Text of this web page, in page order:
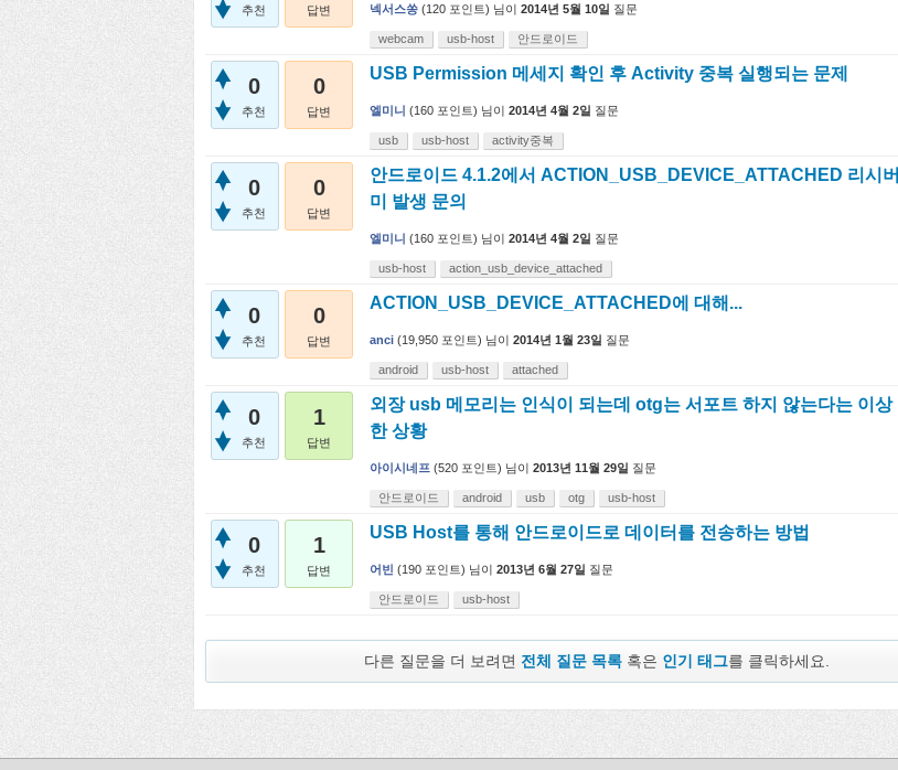
추천 답변 넥서스쏭 (120 포인트) 님이 2014년 5월 10일 질문
webcam usb-host 안드로이드
0
추천
0
답변
USB Permission 메세지 확인 후 Activity 중복 실행되는 문제
엘미니 (160 포인트) 님이 2014년 4월 2일 질문
usb usb-host activity중복
0
추천
0
답변
안드로이드 4.1.2에서 ACTION_USB_DEVICE_ATTACHED 리시버
미 발생 문의
엘미니 (160 포인트) 님이 2014년 4월 2일 질문
usb-host action_usb_device_attached
0
추천
0
답변
ACTION_USB_DEVICE_ATTACHED에 대해...
anci (19,950 포인트) 님이 2014년 1월 23일 질문
android usb-host attached
0
추천
1
답변
외장 usb 메모리는 인식이 되는데 otg는 서포트 하지 않는다는 이상
한 상황
아이시네프 (520 포인트) 님이 2013년 11월 29일 질문
안드로이드 android usb otg usb-host
0
추천
1
답변
USB Host를 통해 안드로이드로 데이터를 전송하는 방법
어빈 (190 포인트) 님이 2013년 6월 27일 질문
안드로이드 usb-host
다른 질문을 더 보려면 전체 질문 목록 혹은 인기 태그를 클릭하세요.